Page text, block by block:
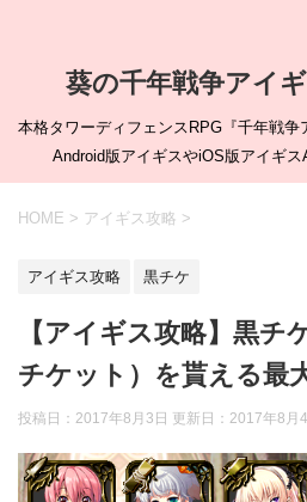
葵の千年戦争アイ
本格タワーディフェンスRPG『千年戦争
Android版アイギスやiOS版アイギス
HOME > アイギス攻略 >
アイギス攻略 黒チケ
【アイギス攻略】黒チ
チケット）を貰える最
投稿日：2017年8月3日 更新日： 2017年8月